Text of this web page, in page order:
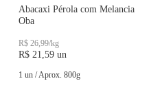
Abacaxi Pérola com Melancia
Oba
R$ 26,99/kg
R$ 21,59un
1 un/Aprox. 800g